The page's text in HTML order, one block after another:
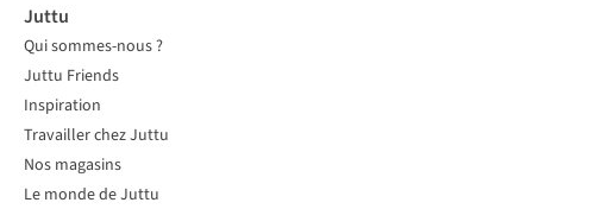
Juttu
Qui sommes-nous ?
Juttu Friends
Inspiration
Travailler chez Juttu
Nos magasins
Le monde de Juttu